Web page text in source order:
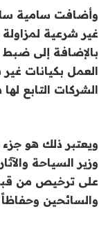
غير شرعية
العمل بكيانات
الشركات التابع لها
ويعتبر ذلك هو
وزير السياحة
على ترخيص من قبل
والسائحين